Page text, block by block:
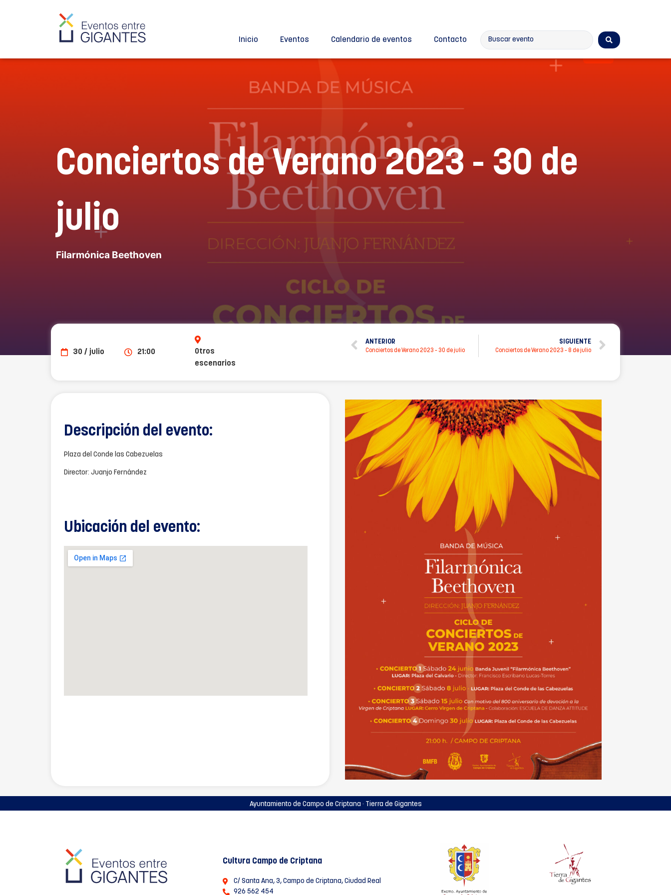
Inicio Eventos Calendario de eventos Contacto
Conciertos de Verano 2023 - 30 de
julio
Filarmónica Beethoven
30 / julio 21:00
Otros
escenarios
ANTERIOR
Conciertos de Verano 2023 – 30 de julio
SIGUIENTE
Conciertos de Verano 2023 – 8 de julio
Descripción del evento:
Plaza del Conde las Cabezuelas
Director: Juanjo Fernández
Ubicación del evento:
Ayuntamiento de Campo de Criptana · Tierra de Gigantes
Cultura Campo de Criptana
C/ Santa Ana, 3, Campo de Criptana, Ciudad Real
926 562 454